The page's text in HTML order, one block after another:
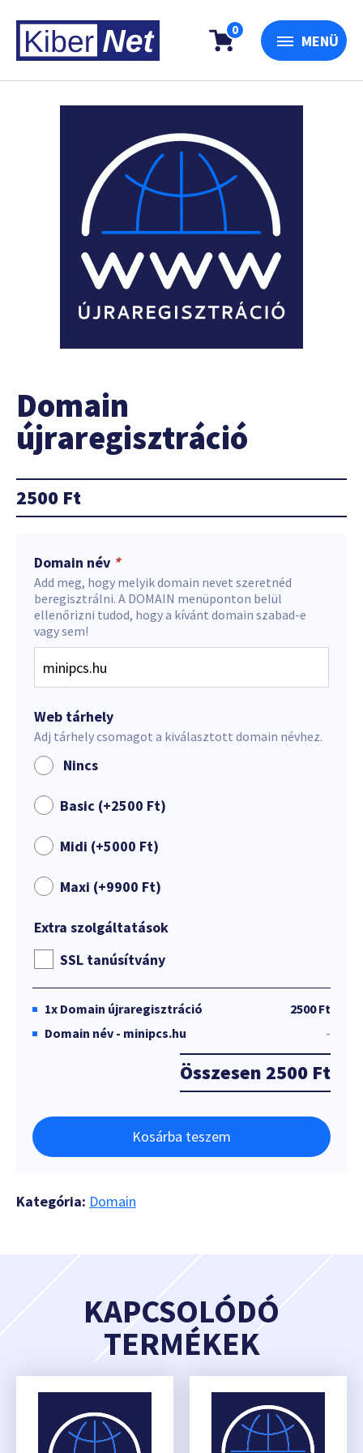
0
MENÜ
Domain
újraregisztráció
2500 Ft
Domain név *
Add meg, hogy melyik domain nevet szeretnéd
beregisztrálni. A DOMAIN menüponton belül
ellenőrizni tudod, hogy a kívánt domain szabad-e
vagy sem!
Web tárhely
Adj tárhely csomagot a kiválasztott domain névhez.
Nincs
Basic (+2500 Ft)
Midi (+5000 Ft)
Maxi (+9900 Ft)
Extra szolgáltatások
SSL tanúsítvány
1x Domain újraregisztráció
2500 Ft
Domain név - minipcs.hu
-
Összesen 2500 Ft
Kosárba teszem
Kategória: Domain
KAPCSOLÓDÓ
TERMÉKEK